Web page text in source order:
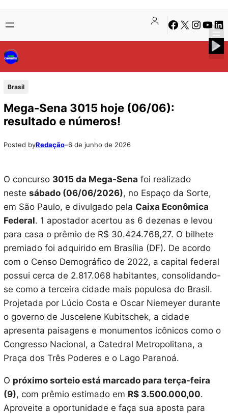
para
o
conteúdo
to
content
Facebook
X Instagram
Brasil
Mega-Sena 3015 hoje (06/06):
resultado e números!
Posted byRedação–6 de junho de 2026
O concurso 3015 da Mega-Sena foi realizado
neste sábado (06/06/2026), no Espaço da Sorte,
em São Paulo, e divulgado pela Caixa Econômica
Federal. 1 apostador acertou as 6 dezenas e levou
para casa o prêmio de R$ 30.424.768,27. O bilhete
premiado foi adquirido em Brasília (DF). De acordo
com o Censo Demográfico de 2022, a capital federal
possui cerca de 2.817.068 habitantes, consolidando-
se como a terceira cidade mais populosa do Brasil.
Projetada por Lúcio Costa e Oscar Niemeyer durante
o governo de Juscelene Kubitschek, a cidade
apresenta paisagens e monumentos icônicos como o
Congresso Nacional, a Catedral Metropolitana, a
Praça dos Três Poderes e o Lago Paranoá.
O próximo sorteio está marcado para terça-feira
(9), com prêmio estimado em R$ 3.500.000,00.
Aproveite a oportunidade e faça sua aposta para